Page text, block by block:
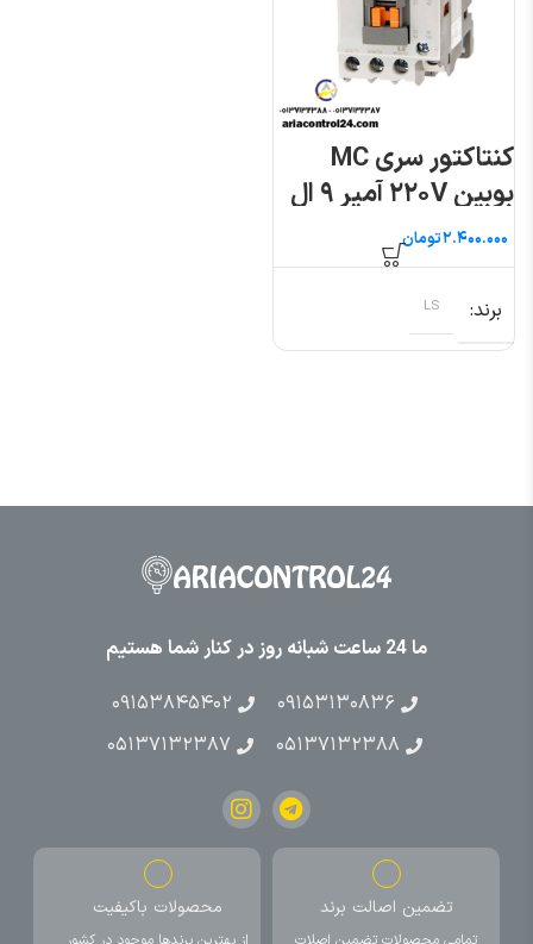
کنتاکتور سری MC
بوبین ۲۲۰V آمپر ۹ ال
اس
تومان
برند LS
ما 24 ساعت شبانه روز در کنار شما هستیم
۰۹۱۵۳۱۳۰۸۳۶
۰۹۱۵۳۸۴۵۴۰۲
۰۵۱۳۷۱۳۲۳۸۸
۰۵۱۳۷۱۳۲۳۸۷
تضمین اصالت برند محصولات باکیفیت